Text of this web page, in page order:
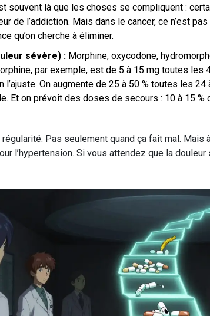
souvent là que les choses se compliquent :
de l’addiction. Mais dans le cancer, ce n’est
qu’on cherche à éliminer.
sévère) : Morphine, oxycodone,
par exemple, est de 5 à 15 mg toutes les
l’ajuste. On augmente de 25 à 50 % toutes les
Et on prévoit des doses de secours : 10 à 15
Pas seulement quand ça fait mal. Mais
l’hypertension. Si vous attendez que la